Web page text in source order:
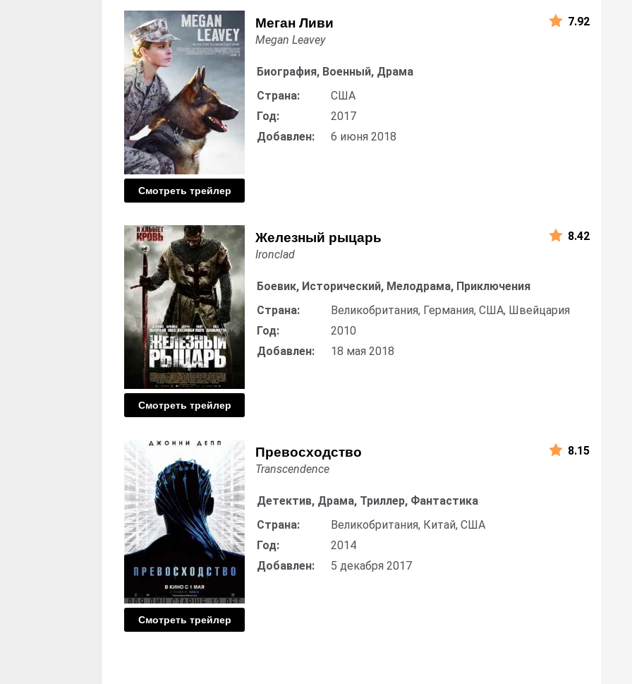
Меган Ливи
Смотреть трейлер
Megan Leavey
Биография, Военный, Драма
Страна:
США
Год:
2017
Добавлен:
6 июня 2018
7.92
Железный рыцарь
Смотреть трейлер
Ironclad
Боевик, Исторический, Мелодрама, Приключения
Страна:
Великобритания, Германия, США, Швейцария
Год:
2010
Добавлен:
18 мая 2018
8.42
Превосходство
Смотреть трейлер
Transcendence
Детектив, Драма, Триллер, Фантастика
Страна:
Великобритания, Китай, США
Год:
2014
Добавлен:
5 декабря 2017
8.15